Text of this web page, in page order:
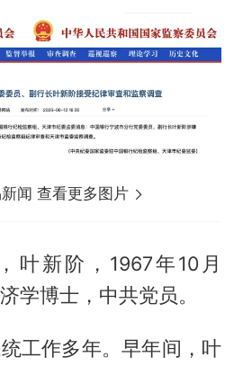
闻 查看更多图片
叶新阶，1967年10月
学博士，中共党员。
工作多年。早年间，叶